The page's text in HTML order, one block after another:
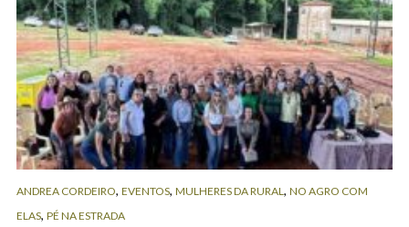
ANDREA CORDEIRO, EVENTOS, MULHERES DA RURAL , NO AGRO COM
ELAS, PÉ NA ESTRADA